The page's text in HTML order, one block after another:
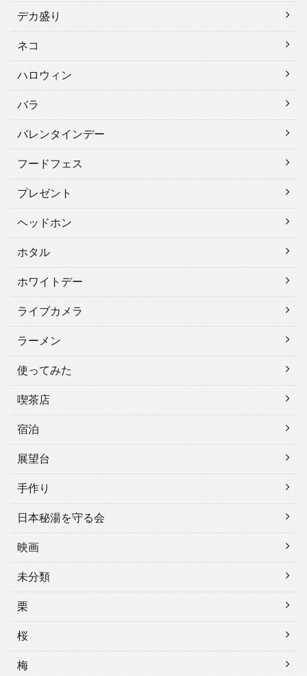
デカ盛り
ネコ
ハロウィン
バラ
バレンタインデー
フードフェス
プレゼント
ヘッドホン
ホタル
ホワイトデー
ライブカメラ
ラーメン
使ってみた
喫茶店
宿泊
展望台
手作り
日本秘湯を守る会
映画
未分類
栗
桜
梅